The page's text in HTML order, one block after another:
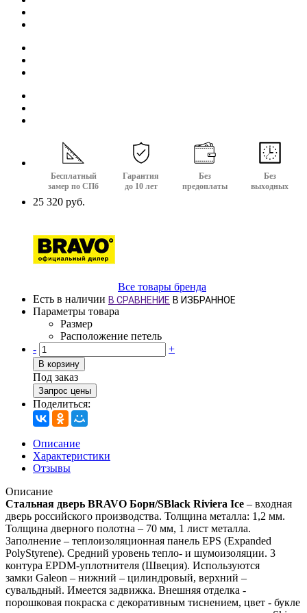
Бесплатный
замер по СПб
Гарантия
до 10 лет
Без
предоплаты
Без
выходных
25 320 руб.
Все товары бренда
Есть в наличии В СРАВНЕНИЕ В ИЗБРАННОЕ
Параметры товара
Размер
Расположение петель
-
+
В корзину
Под заказ
Запрос цены
Поделиться:
Описание
Характеристики
Отзывы
Описание
Стальная дверь BRAVO Борн/SBlack Riviera Ice – входная
дверь российского производства. Толщина металла: 1,2 мм.
Толщина дверного полотна – 70 мм, 1 лист металла.
Заполнение – теплоизоляционная панель EPS (Expanded
PolyStyrene). Средний уровень тепло- и шумоизоляции. 3
контура EPDM-уплотнителя (Швеция). Используются
замки Galeon – нижний – цилиндровый, верхний –
сувальдный. Имеется задвижка. Внешняя отделка -
порошковая покраска с декоративным тиснением, цвет - букле